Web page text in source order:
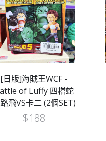
[日版]海賊王WCF -
of Luffy 四檔蛇
飛VS卡二 (2個SET)
$188